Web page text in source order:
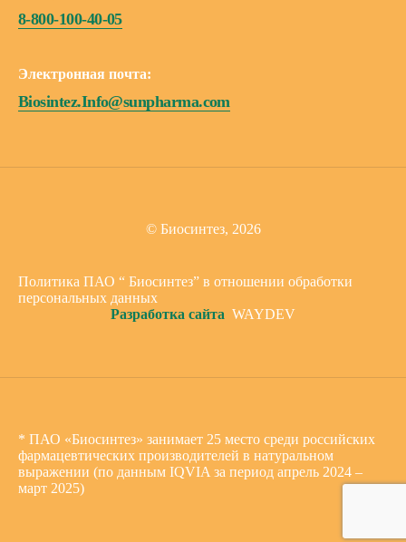
8-800-100-40-05
Электронная почта:
Biosintez.Info@sunpharma.com
© Биосинтез, 2026
Политика ПАО “ Биосинтез” в отношении обработки
персональных данных
Разработка сайта WAYDEV
* ПАО «Биосинтез» занимает 25 место среди российских
фармацевтических производителей в натуральном
выражении (по данным IQVIA за период апрель 2024 –
март 2025)